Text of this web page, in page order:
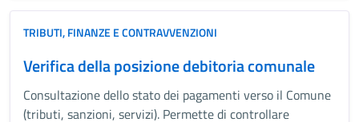
TRIBUTI, FINANZE E CONTRAVVENZIONI
Verifica della posizione debitoria comunale
Consultazione dello stato dei pagamenti verso il Comune
(tributi, sanzioni, servizi). Permette di controllare